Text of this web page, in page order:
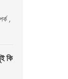
,
কি